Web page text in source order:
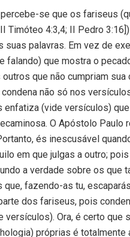
se que os fariseus
Timóteo 4:3,4; II Pedro
palavras. Em vez de
que mostra o
que não cumpriam
não só nos
(vide versículos)
O Apóstolo Paulo
és inescusável
em que julgas a outro;
a verdade sobre os que
fazendo-as tu,
dos fariseus, pois
Ora, é certo que
próprias é totalmente